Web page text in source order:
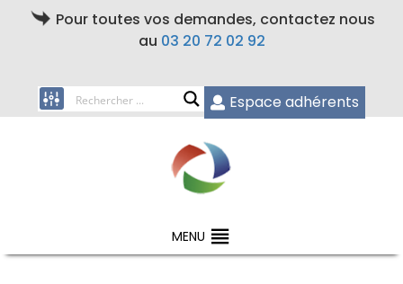
Pour toutes vos demandes, contactez nous
au 03 20 72 02 92
Espace adhérents
MENU